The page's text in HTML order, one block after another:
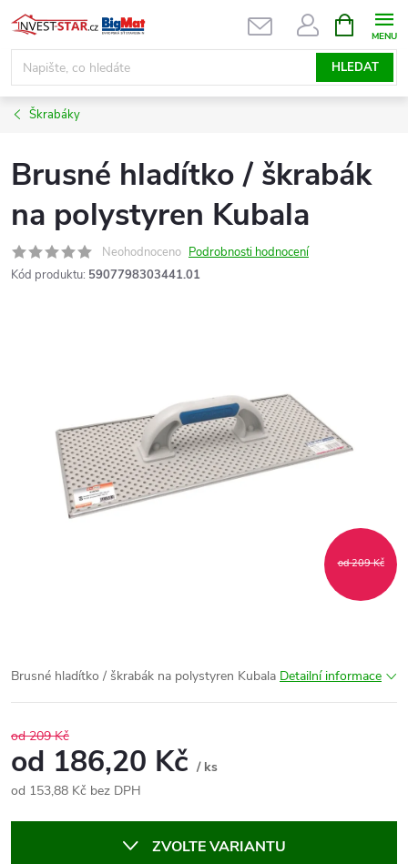
Přejít
na
obsah
HLEDAT
NÁKUPNÍ
KOŠÍK
Škrabáky
Brusné hladítko / škrabák
na polystyren Kubala
Neohodnoceno Podrobnosti hodnocení
Kód produktu: 5907798303441.01
od 209 Kč
Brusné hladítko / škrabák na polystyren Kubala Detailní informace
od 209 Kč
od 186,20 Kč / ks
od 153,88 Kč bez DPH
ZVOLTE VARIANTU